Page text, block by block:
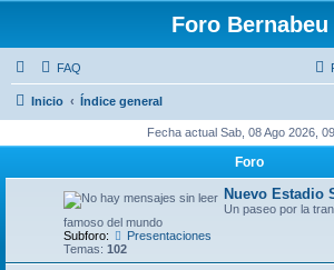
Foro Bernabeu
FAQ
Inicio Índice general
Fecha actual Sab, 08 Ago 2026,
Foro
Nuevo Estadio
Un paseo por la
famoso del mundo
Subforo:
Presentaciones
Temas: 102